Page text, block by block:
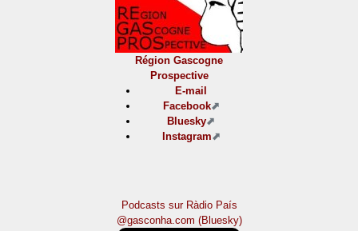
Région Gascogne
Prospective
E-mail
Facebook
Bluesky
Instagram
Podcasts sur Ràdio País
@gasconha.com (Bluesky)